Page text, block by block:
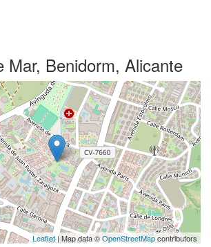
Mar, Benidorm, Alicante
Leaflet| Map data ©OpenStreetMapcontributors